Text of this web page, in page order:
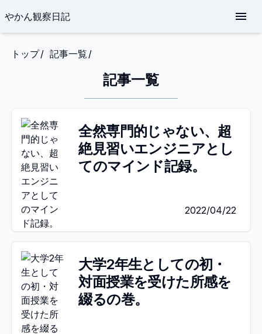
やかん観察日記
トップ 記事一覧
記事一覧
全然専門的じゃない、超
絶見習いエンジニアとし
てのマインド記録。
2022/04/22
大学2年生としての初・
対面授業を受けた所感を
綴るの巻。